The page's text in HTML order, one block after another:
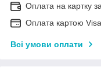
Оплата на картку
Оплата картою
Всі умови оплати